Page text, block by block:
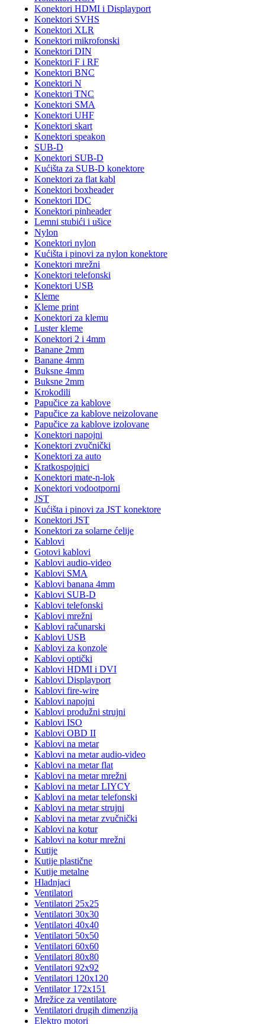
Konektori HDMI i Displayport
Konektori SVHS
Konektori XLR
Konektori mikrofonski
Konektori DIN
Konektori F i RF
Konektori BNC
Konektori N
Konektori TNC
Konektori SMA
Konektori UHF
Konektori skart
Konektori speakon
SUB-D
Konektori SUB-D
Kućišta za SUB-D konektore
Konektori za flat kabl
Konektori boxheader
Konektori IDC
Konektori pinheader
Lemni stubići i ušice
Nylon
Konektori nylon
Kućišta i pinovi za nylon konektore
Konektori mrežni
Konektori telefonski
Konektori USB
Kleme
Kleme print
Konektori za klemu
Luster kleme
Konektori 2 i 4mm
Banane 2mm
Banane 4mm
Buksne 4mm
Buksne 2mm
Krokodili
Papučice za kablove
Papučice za kablove neizolovane
Papučice za kablove izolovane
Konektori napojni
Konektori zvučnički
Konektori za auto
Kratkospojnici
Konektori mate-n-lok
Konektori vodootporni
JST
Kućišta i pinovi za JST konektore
Konektori JST
Konektori za solarne ćelije
Kablovi
Gotovi kablovi
Kablovi audio-video
Kablovi SMA
Kablovi banana 4mm
Kablovi SUB-D
Kablovi telefonski
Kablovi mrežni
Kablovi računarski
Kablovi USB
Kablovi za konzole
Kablovi optički
Kablovi HDMI i DVI
Kablovi Displayport
Kablovi fire-wire
Kablovi napojni
Kablovi produžni strujni
Kablovi ISO
Kablovi OBD II
Kablovi na metar
Kablovi na metar audio-video
Kablovi na metar flat
Kablovi na metar mrežni
Kablovi na metar LIYCY
Kablovi na metar telefonski
Kablovi na metar strujni
Kablovi na metar zvučnički
Kablovi na kotur
Kablovi na kotur mrežni
Kutije
Kutije plastične
Kutije metalne
Hladnjaci
Ventilatori
Ventilatori 25x25
Ventilatori 30x30
Ventilatori 40x40
Ventilatori 50x50
Ventilatori 60x60
Ventilatori 80x80
Ventilatori 92x92
Ventilatori 120x120
Ventilator 172x151
Mrežice za ventilatore
Ventilatori drugih dimenzija
Elektro motori